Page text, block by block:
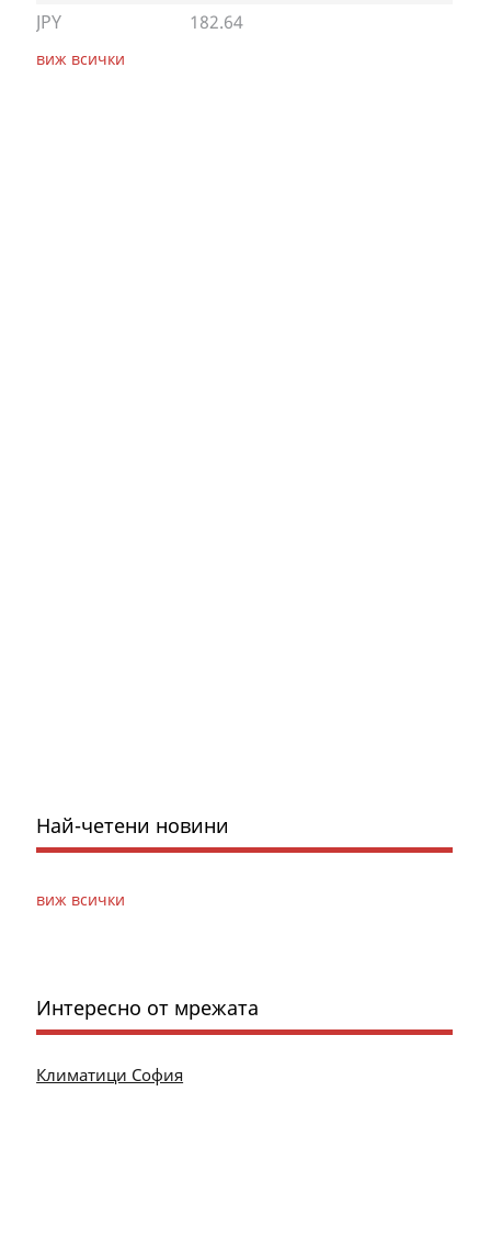
JPY
182.64
виж всички
Най-четени новини
виж всички
Интересно от мрежата
Климатици София